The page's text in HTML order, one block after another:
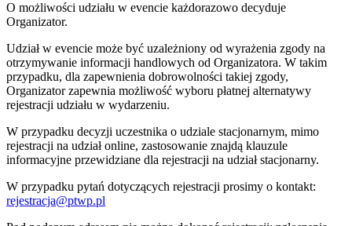
O możliwości udziału w evencie każdorazowo decyduje
Organizator.
Udział w evencie może być uzależniony od wyrażenia zgody na
otrzymywanie informacji handlowych od Organizatora. W takim
przypadku, dla zapewnienia dobrowolności takiej zgody,
Organizator zapewnia możliwość wyboru płatnej alternatywy
rejestracji udziału w wydarzeniu.
W przypadku decyzji uczestnika o udziale stacjonarnym, mimo
rejestracji na udział online, zastosowanie znajdą klauzule
informacyjne przewidziane dla rejestracji na udział stacjonarny.
W przypadku pytań dotyczących rejestracji prosimy o kontakt:
rejestracja@ptwp.pl